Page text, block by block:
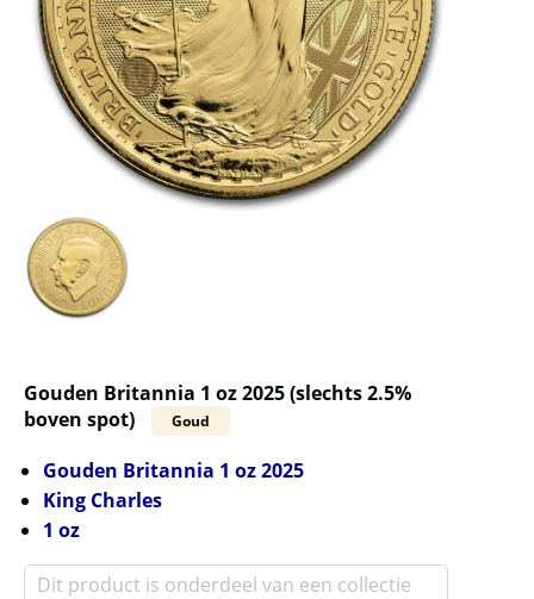
Gouden Britannia 1 oz 2025 (slechts 2.5%
boven spot)
Goud
Gouden Britannia 1 oz 2025
King Charles
1 oz
Dit product is onderdeel van een collectie